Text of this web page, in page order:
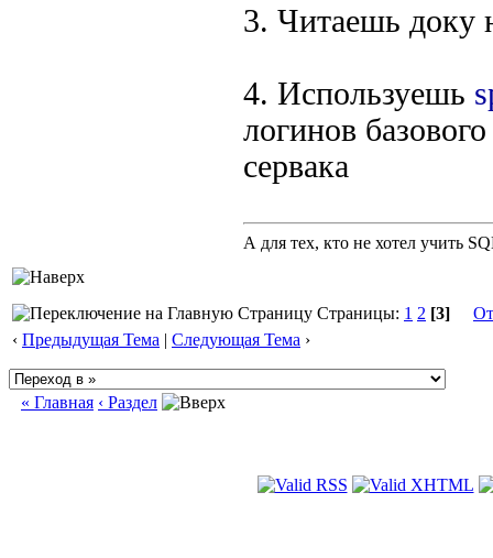
3. Читаешь доку
4. Используешь
логинов
сервака
А для тех, кто не хотел учить
Страницы: 1 2 [3]
‹ Предыдущая Тема | Следующая Тема ›
« Главная ‹ Раздел